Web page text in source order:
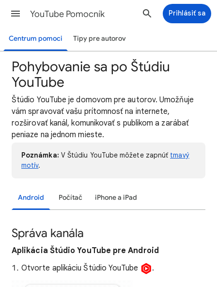
YouTube Pomocník Prihlásiť sa
Centrum pomoci Tipy pre autorov
Pohybovanie sa po Štúdiu
YouTube
Štúdio YouTube je domovom pre autorov. Umožňuje
vám spravovať vašu prítomnosť na internete,
rozširovať kanál, komunikovať s publikom a zarábať
peniaze na jednom mieste.
Poznámka: V Štúdiu YouTube môžete zapnúť tmavý
motív.
Android Počítač iPhone a iPad
Správa kanála
Aplikácia Štúdio YouTube pre Android
Otvorte aplikáciu Štúdio YouTube
.